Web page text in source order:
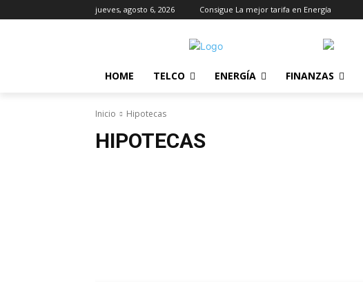
jueves, agosto 6, 2026 Consigue La mejor tarifa en Energía
HOME TELCO ENERGÍA FINANZAS
Inicio Hipotecas
HIPOTECAS